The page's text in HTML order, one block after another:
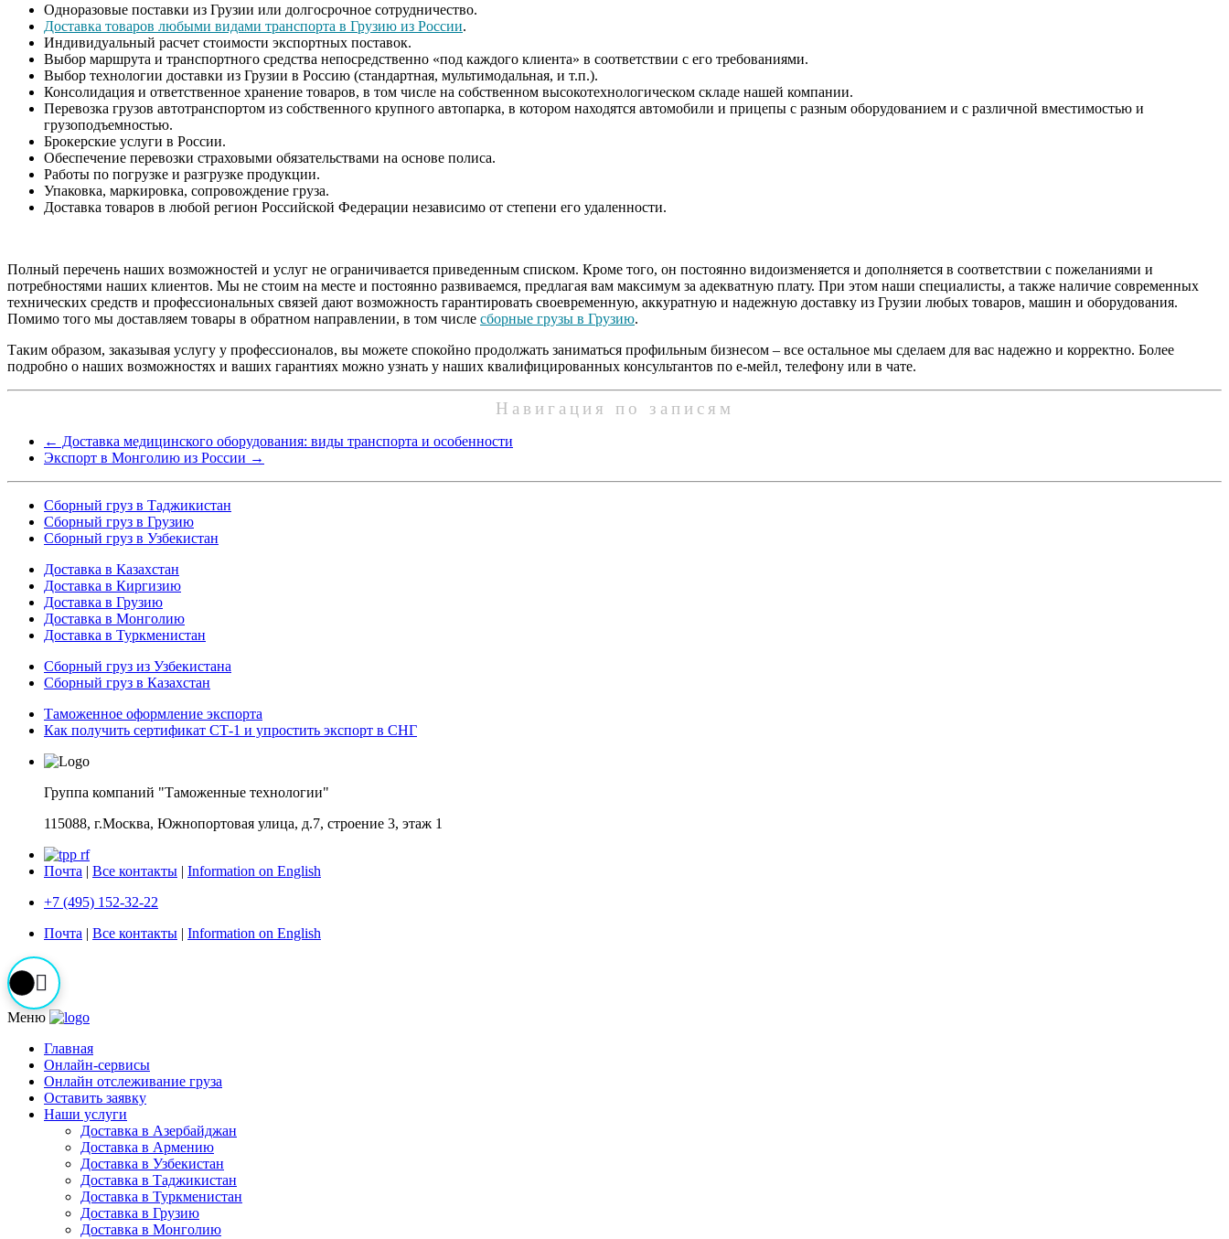
Одноразовые поставки из Грузии или долгосрочное сотрудничество.
Доставка товаров любыми видами транспорта в Грузию из России.
Индивидуальный расчет стоимости экспортных поставок.
Выбор маршрута и транспортного средства непосредственно «под каждого клиента» в соответствии с его требованиями.
Выбор технологии доставки из Грузии в Россию (стандартная, мультимодальная, и т.п.).
Консолидация и ответственное хранение товаров, в том числе на собственном высокотехнологическом складе нашей компании.
Перевозка грузов автотранспортом из собственного крупного автопарка, в котором находятся автомобили и прицепы с разным оборудованием и с различной вместимостью и
грузоподъемностью.
Брокерские услуги в России.
Обеспечение перевозки страховыми обязательствами на основе полиса.
Работы по погрузке и разгрузке продукции.
Упаковка, маркировка, сопровождение груза.
Доставка товаров в любой регион Российской Федерации независимо от степени его удаленности.
Полный перечень наших возможностей и услуг не ограничивается приведенным списком. Кроме того, он постоянно видоизменяется и дополняется в соответствии с пожеланиями и
потребностями наших клиентов. Мы не стоим на месте и постоянно развиваемся, предлагая вам максимум за адекватную плату. При этом наши специалисты, а также наличие современных
технических средств и профессиональных связей дают возможность гарантировать своевременную, аккуратную и надежную доставку из Грузии любых товаров, машин и оборудования.
Помимо того мы доставляем товары в обратном направлении, в том числе сборные грузы в Грузию.
Таким образом, заказывая услугу у профессионалов, вы можете спокойно продолжать заниматься профильным бизнесом – все остальное мы сделаем для вас надежно и корректно. Более
подробно о наших возможностях и ваших гарантиях можно узнать у наших квалифицированных консультантов по е-мейл, телефону или в чате.
Навигация по записям
← Доставка медицинского оборудования: виды транспорта и особенности
Экспорт в Монголию из России →
Сборный груз в Таджикистан
Сборный груз в Грузию
Сборный груз в Узбекистан
Доставка в Казахстан
Доставка в Киргизию
Доставка в Грузию
Доставка в Монголию
Доставка в Туркменистан
Cборный груз из Узбекистана
Сборный груз в Казахстан
Таможенное оформление экспорта
Как получить сертификат СТ-1 и упростить экспорт в СНГ
Группа компаний "Таможенные технологии"
115088, г.Москва, Южнопортовая улица, д.7, строение 3, этаж 1
Почта | Все контакты | Information on English
+7 (495) 152-32-22
Почта | Все контакты | Information on English
Меню
Главная
Онлайн-сервисы
Онлайн отслеживание груза
Оставить заявку
Наши услуги
Доставка в Азербайджан
Доставка в Армению
Доставка в Узбекистан
Доставка в Таджикистан
Доставка в Туркменистан
Доставка в Грузию
Доставка в Монголию